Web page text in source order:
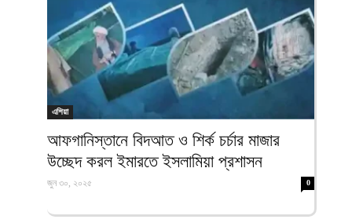
এশিয়া
আফগানিস্তানে বিদআত ও শির্ক চর্চার মাজার
উচ্ছেদ করল ইমারতে ইসলামিয়া প্রশাসন
জুন ৩০, ২০২৫ 0